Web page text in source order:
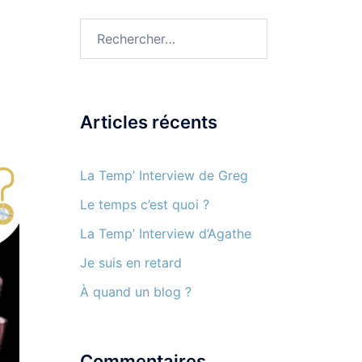
Articles récents
La Temp’ Interview de Greg
Le temps c’est quoi ?
La Temp’ Interview d’Agathe
Je suis en retard
À quand un blog ?